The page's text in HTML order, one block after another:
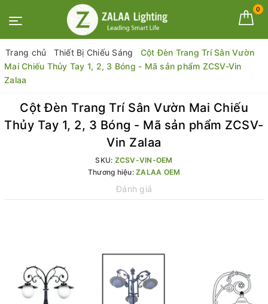
0
Trang chủ Thiết Bị Chiếu Sáng
Cột Đèn Trang Trí Sân Vườn
Mai Chiếu Thủy Tay 1, 2, 3 Bóng - Mã sản phẩm ZCSV-Vin
Zalaa
Cột Đèn Trang Trí Sân Vườn Mai Chiếu
Thủy Tay 1, 2, 3 Bóng - Mã sản phẩm ZCSV-
Vin Zalaa
SKU: ZCSV-VIN-OEM
Thương hiệu: ZALAA OEM
Đánh giá